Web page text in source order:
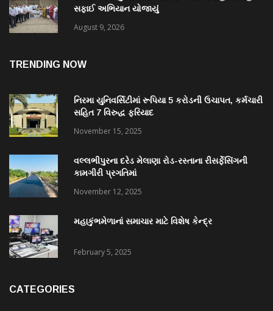
સફાઈ અભિયાન યોજાયું
August 9, 2026
TRENDING NOW
નિરમા યુનિવર્સિટીમાં રૂપિયા 5 કરોડની ઉચાપત, કર્મચારી
સહિત 7 વિરુદ્ધ ફરિયાદ
November 15, 2025
વલ્લભીપુરના દરેડ મેલાણા રોડ-રસ્તાના રીસર્ફેસિંગની
કામગીરી પ્રગતિમાં
November 12, 2025
મહાકુંભમેળાનાં સમાચાર માટે વિશેષ કેન્દ્ર
February 5, 2025
CATEGORIES